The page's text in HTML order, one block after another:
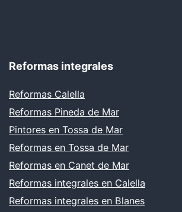
Reformas integrales
Reformas Calella
Reformas Pineda de Mar
Pintores en Tossa de Mar
Reformas en Tossa de Mar
Reformas en Canet de Mar
Reformas integrales en Calella
Reformas integrales en Blanes